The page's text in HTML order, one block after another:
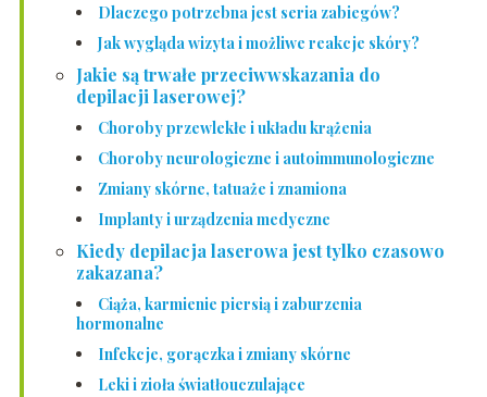
Dlaczego potrzebna jest seria zabiegów?
Jak wygląda wizyta i możliwe reakcje skóry?
Jakie są trwałe przeciwwskazania do
depilacji laserowej?
Choroby przewlekłe i układu krążenia
Choroby neurologiczne i autoimmunologiczne
Zmiany skórne, tatuaże i znamiona
Implanty i urządzenia medyczne
Kiedy depilacja laserowa jest tylko czasowo
zakazana?
Ciąża, karmienie piersią i zaburzenia
hormonalne
Infekcje, gorączka i zmiany skórne
Leki i zioła światłouczulające